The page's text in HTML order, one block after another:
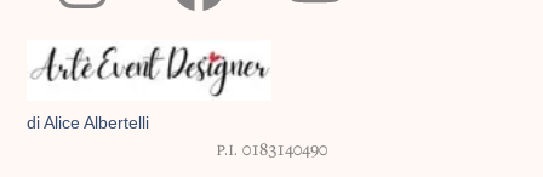
s
t
c
e t
di Alice Albertelli
p.i. 0183140490